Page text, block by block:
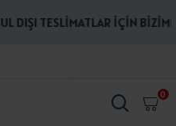
DIŞI TESLİMATLAR İÇİN
0